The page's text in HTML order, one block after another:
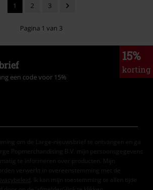
1 2 3
Pagina 1 van 3
15%
korting
een code voor 15%
om de Large-nieuwsbrief te ontvangen en ga
Popmerchandising B.V. mijn persoonsgegevens
te informeren over producten. Mijn
verwerkt in overeenstemming met de
. Ik kan mijn toestemming te allen tijde